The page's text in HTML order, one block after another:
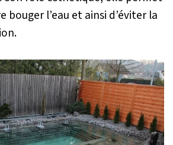
bouger l’eau et ainsi d’éviter la